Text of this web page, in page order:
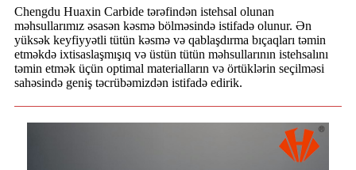
Chengdu Huaxin Carbide tərəfindən istehsal olunan
məhsullarımız əsasən kəsmə bölməsində istifadə olunur. Ən
yüksək keyfiyyətli tütün kəsmə və qablaşdırma bıçaqları təmin
etməkdə ixtisaslaşmışıq və üstün tütün məhsullarının istehsalını
təmin etmək üçün optimal materialların və örtüklərin seçilməsi
sahəsində geniş təcrübəmizdən istifadə edirik.